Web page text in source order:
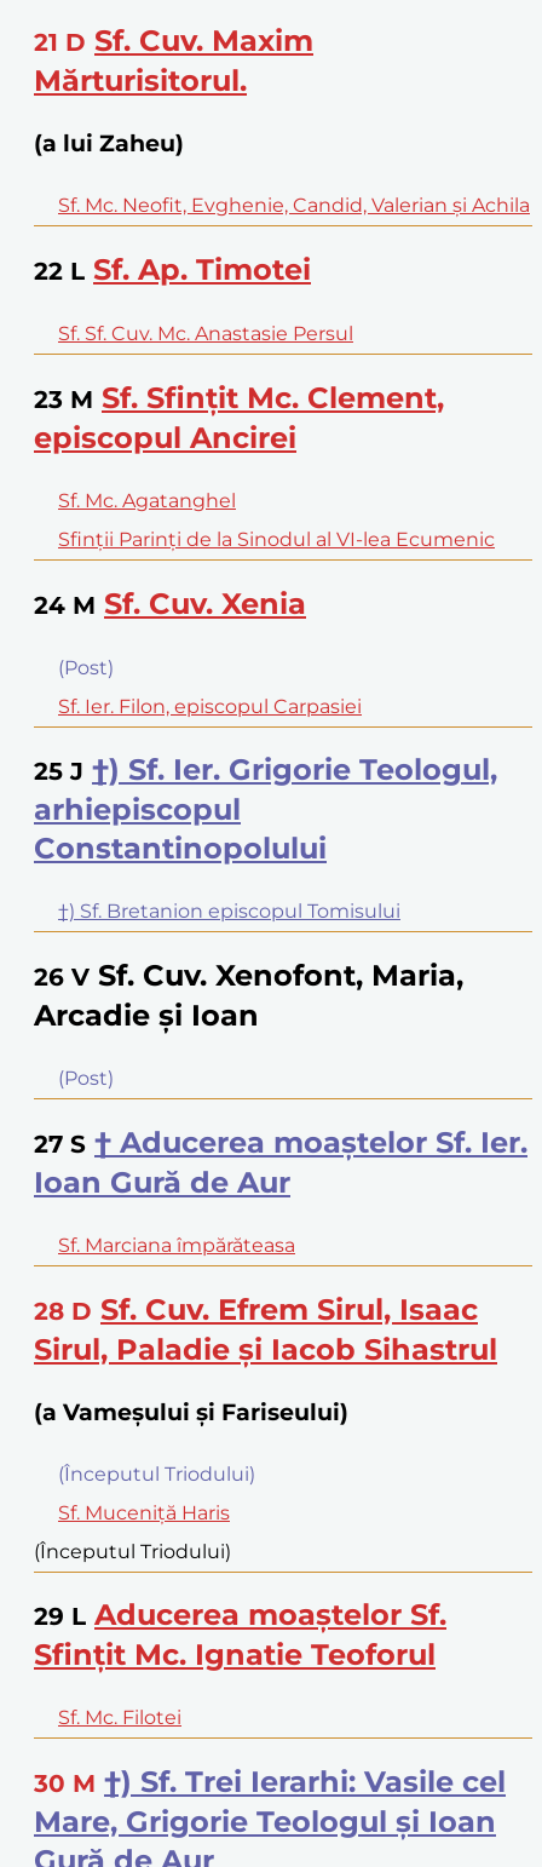
21 D Sf. Cuv. Maxim
Mărturisitorul.
(a lui Zaheu)
Sf. Mc. Neofit, Evghenie, Candid, Valerian şi Achila
22 L Sf. Ap. Timotei
Sf. Sf. Cuv. Mc. Anastasie Persul
23 M Sf. Sfinţit Mc. Clement,
episcopul Ancirei
Sf. Mc. Agatanghel
Sfinţii Parinţi de la Sinodul al VI-lea Ecumenic
24 M Sf. Cuv. Xenia
(Post)
Sf. Ier. Filon, episcopul Carpasiei
25 J †) Sf. Ier. Grigorie Teologul,
arhiepiscopul
Constantinopolului
†) Sf. Bretanion episcopul Tomisului
26 V Sf. Cuv. Xenofont, Maria,
Arcadie şi Ioan
(Post)
27 S † Aducerea moaştelor Sf. Ier.
Ioan Gură de Aur
Sf. Marciana împărăteasa
28 D Sf. Cuv. Efrem Sirul, Isaac
Sirul, Paladie şi Iacob Sihastrul
(a Vameșului și Fariseului)
(Începutul Triodului)
Sf. Muceniţă Haris
(Începutul Triodului)
29 L Aducerea moaştelor Sf.
Sfinţit Mc. Ignatie Teoforul
Sf. Mc. Filotei
30 M †) Sf. Trei Ierarhi: Vasile cel
Mare, Grigorie Teologul şi Ioan